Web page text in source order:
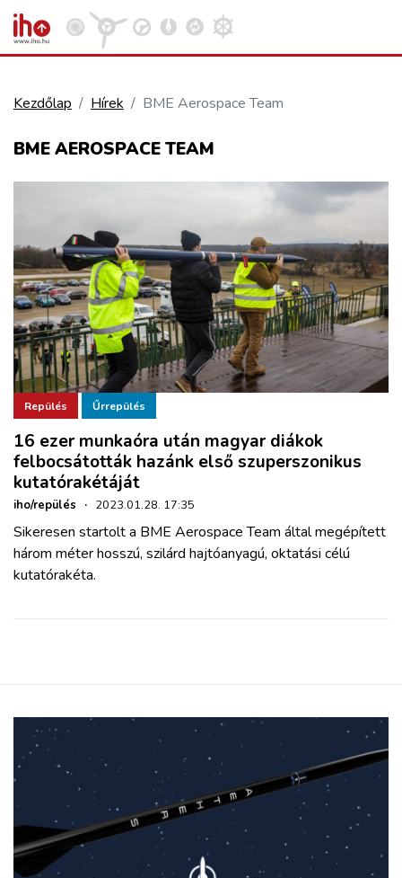
REPÜLÉS
KÖZLEKEDÉSFEJLESZTÉS
ELLÁTÁSI LÁNC
ZÖLDÚT
HAJÓZÁS
BLOG
ARCHÍVUM
REGISZTRÁCIÓ
Kezdőlap Hírek BME Aerospace Team
BME AEROSPACE TEAM
Repülés Űrrepülés
16 ezer munkaóra után magyar diákok
felbocsátották hazánk első szuperszonikus
kutatórakétáját
iho/repülés · 2023.01.28. 17:35
Sikeresen startolt a BME Aerospace Team által megépített
három méter hosszú, szilárd hajtóanyagú, oktatási célú
kutatórakéta.